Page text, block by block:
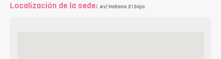
Localización de la sede: Av/ Habana 21 bajo